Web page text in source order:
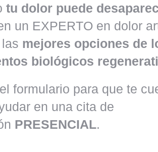
tu dolor puede
un EXPERTO en dolor
mejores opciones de
biológicos
formulario para que te
en una cita de
PRESENCIAL.